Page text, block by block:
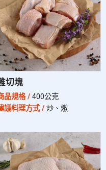
切塊
品規格 / 400公克
議料理方式 / 炒、燉